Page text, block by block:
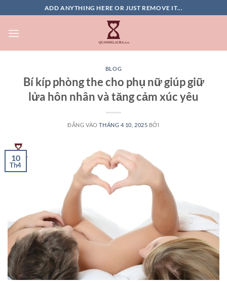
qua
nội
ADD ANYTHING HERE OR JUST REMOVE IT...
BLOG
Bí kíp phòng the cho phụ nữ giúp giữ
lửa hôn nhân và tăng cảm xúc yêu
ĐĂNG VÀOTHÁNG 4 10, 2025 BỞI
10
Th4